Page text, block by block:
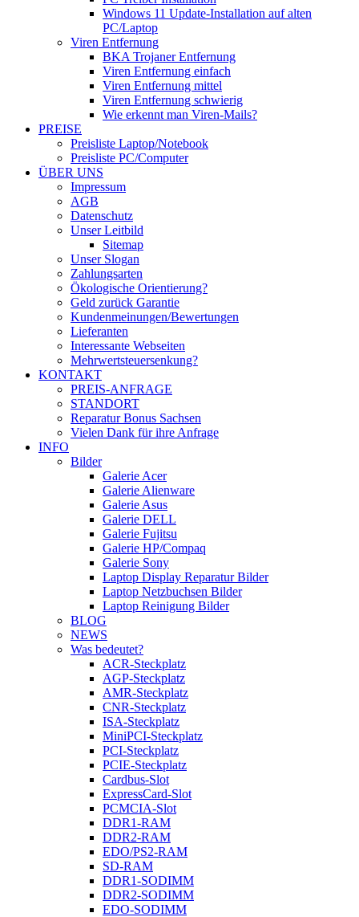
Windows 11 Update-Installation auf alten
PC/Laptop
Viren Entfernung
BKA Trojaner Entfernung
Viren Entfernung einfach
Viren Entfernung mittel
Viren Entfernung schwierig
Wie erkennt man Viren-Mails?
PREISE
Preisliste Laptop/Notebook
Preisliste PC/Computer
ÜBER UNS
Impressum
AGB
Datenschutz
Unser Leitbild
Sitemap
Unser Slogan
Zahlungsarten
Ökologische Orientierung?
Geld zurück Garantie
Kundenmeinungen/Bewertungen
Lieferanten
Interessante Webseiten
Mehrwertsteuersenkung?
KONTAKT
PREIS-ANFRAGE
STANDORT
Reparatur Bonus Sachsen
Vielen Dank für ihre Anfrage
INFO
Bilder
Galerie Acer
Galerie Alienware
Galerie Asus
Galerie DELL
Galerie Fujitsu
Galerie HP/Compaq
Galerie Sony
Laptop Display Reparatur Bilder
Laptop Netzbuchsen Bilder
Laptop Reinigung Bilder
BLOG
NEWS
Was bedeutet?
ACR-Steckplatz
AGP-Steckplatz
AMR-Steckplatz
CNR-Steckplatz
ISA-Steckplatz
MiniPCI-Steckplatz
PCI-Steckplatz
PCIE-Steckplatz
Cardbus-Slot
ExpressCard-Slot
PCMCIA-Slot
DDR1-RAM
DDR2-RAM
EDO/PS2-RAM
SD-RAM
DDR1-SODIMM
DDR2-SODIMM
EDO-SODIMM